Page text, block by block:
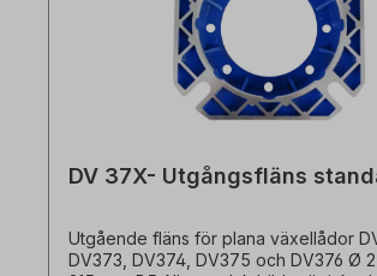
DV 37X- Utgångsfläns
Utgående fläns för plana växellådor
DV373, DV374, DV375 och DV376 Ø